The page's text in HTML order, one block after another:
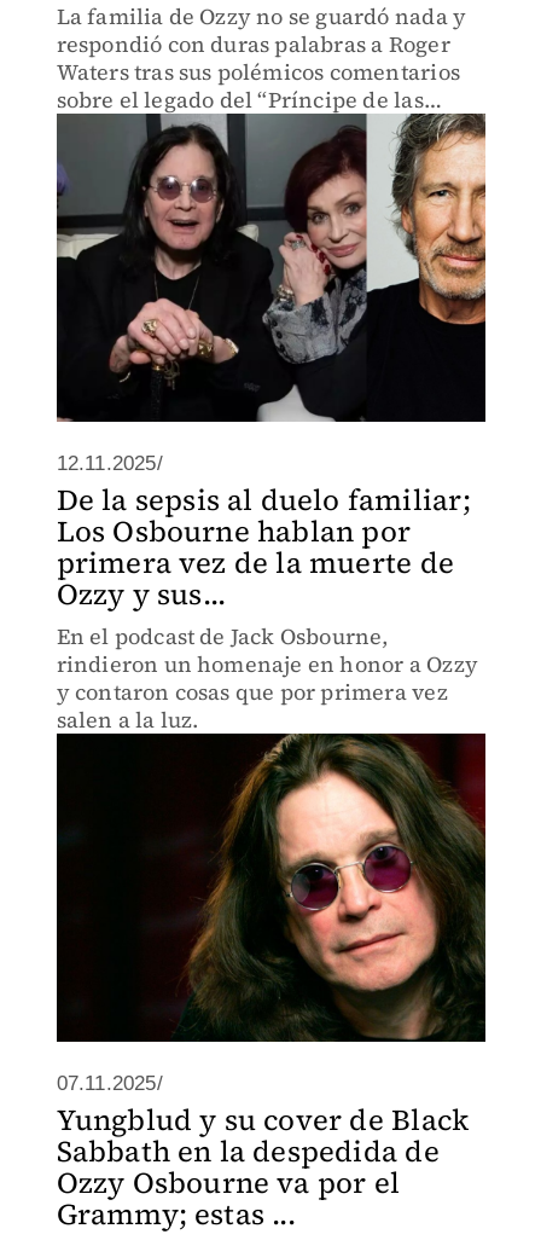
La familia de Ozzy no se guardó nada y
respondió con duras palabras a Roger
Waters tras sus polémicos comentarios
sobre el legado del “Príncipe de las
Tinieblas”.
12.11.2025/
De la sepsis al duelo familiar;
Los Osbourne hablan por
primera vez de la muerte de
Ozzy y sus...
En el podcast de Jack Osbourne,
rindieron un homenaje en honor a Ozzy
y contaron cosas que por primera vez
salen a la luz.
07.11.2025/
Yungblud y su cover de Black
Sabbath en la despedida de
Ozzy Osbourne va por el
Grammy; estas ...